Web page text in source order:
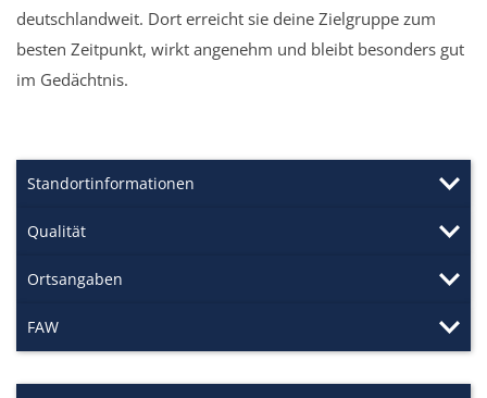
deutschlandweit. Dort erreicht sie deine Zielgruppe zum
besten Zeitpunkt, wirkt angenehm und bleibt besonders gut
im Gedächtnis.
Standortinformationen
Qualität
Ortsangaben
FAW